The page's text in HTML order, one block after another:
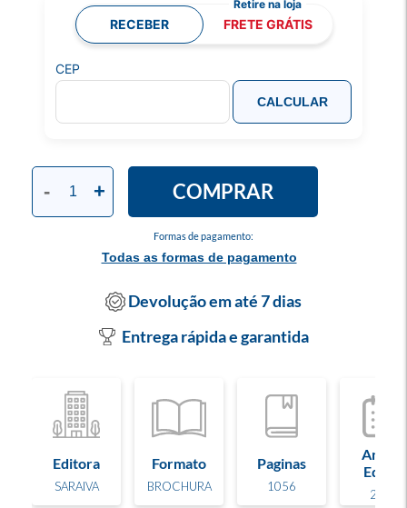
Formas de pagamento:
Todas as formas de pagamento
- + COMPRAR
RECEBER FRETE GRÁTIS
CEP
CALCULAR
Devolução em até 7 dias
Entrega rápida e garantida
Editora
SARAIVA
Formato
BROCHURA
Paginas
1056
Ano de
Edição
2025